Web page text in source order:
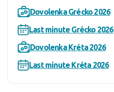
Dovolenka Grécko 2026
Last minute Grécko 2026
Dovolenka Kréta 2026
Last minute Kréta 2026